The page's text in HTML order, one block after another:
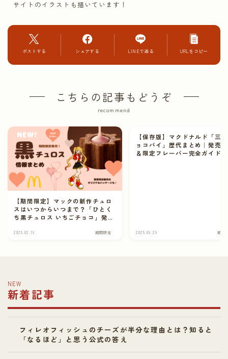
サイトのイラストも描いています！
ポストする シェアする LINEで送る URLをコピー
こちらの記事もどうぞ
recommend
【期間限定】マックの新作チュロ
スはいつからいつまで？「ひとく
ち黒チュロス いちごチョコ」発
ージも！
2025.02.19 期間限定
【保存版】マクドナルド「三
ョコパイ」歴代まとめ｜発売
＆限定フレーバー完全ガイド
2025.09.29 期間
NEW
新着記事
フィレオフィッシュのチーズが半分な理由とは？知ると
「なるほど」と思う公式の答え